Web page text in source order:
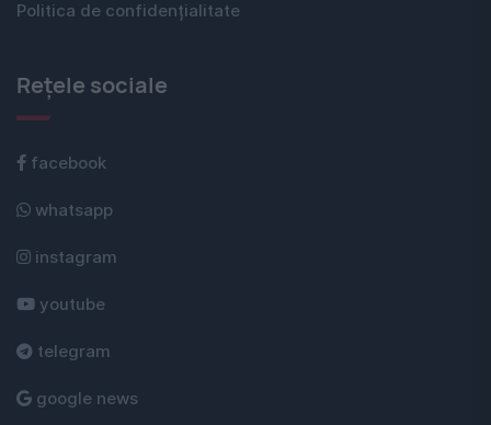
Politica de confidențialitate
Rețele sociale
facebook
whatsapp
instagram
youtube
telegram
google news